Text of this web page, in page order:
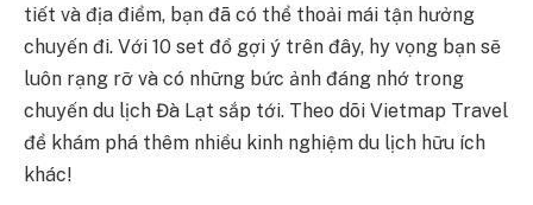
tiết và địa điểm, bạn đã có thể thoải mái tận hưởng
chuyến đi. Với 10 set đồ gợi ý trên đây, hy vọng bạn sẽ
luôn rạng rỡ và có những bức ảnh đáng nhớ trong
chuyến du lịch Đà Lạt sắp tới. Theo dõi Vietmap Travel
để khám phá thêm nhiều kinh nghiệm du lịch hữu ích
khác!